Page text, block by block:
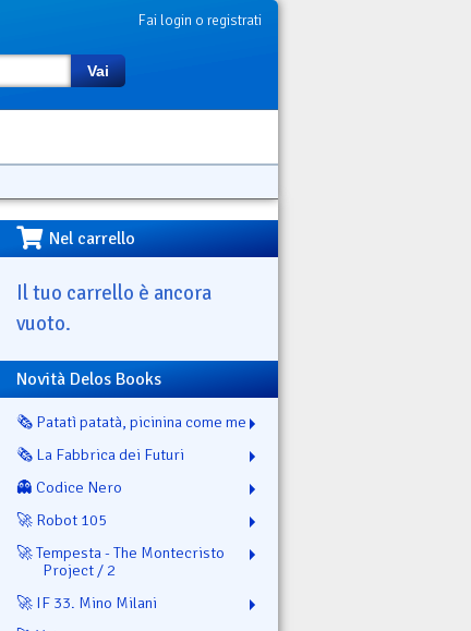
Fai login o registrati
Vai
Nel carrello
Il tuo carrello è ancora
vuoto.
Novità Delos Books
🗞️ Patatì patatà, picinina come me
🗞️ La Fabbrica dei Futuri
👻 Codice Nero
🚀 Robot 105
🚀 Tempesta - The Montecristo
Project / 2
🚀 IF 33. Mino Milani